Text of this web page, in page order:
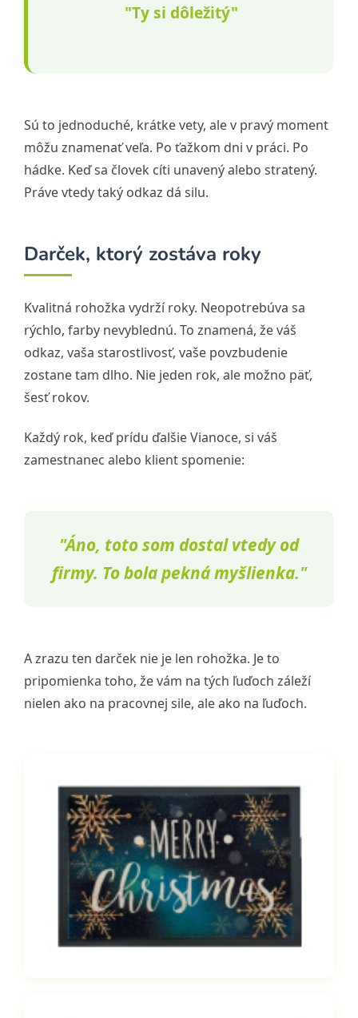
"Ty si dôležitý"
Sú to jednoduché, krátke vety, ale v pravý moment
môžu znamenať veľa. Po ťažkom dni v práci. Po
hádke. Keď sa človek cíti unavený alebo stratený.
Práve vtedy taký odkaz dá silu.
Darček, ktorý zostáva roky
Kvalitná rohožka vydrží roky. Neopotrebúva sa
rýchlo, farby nevyblednú. To znamená, že váš
odkaz, vaša starostlivosť, vaše povzbudenie
zostane tam dlho. Nie jeden rok, ale možno päť,
šesť rokov.
Každý rok, keď prídu ďalšie Vianoce, si váš
zamestnanec alebo klient spomenie:
"Áno, toto som dostal vtedy od
firmy. To bola pekná myšlienka."
A zrazu ten darček nie je len rohožka. Je to
pripomienka toho, že vám na tých ľuďoch záleží
nielen ako na pracovnej sile, ale ako na ľuďoch.